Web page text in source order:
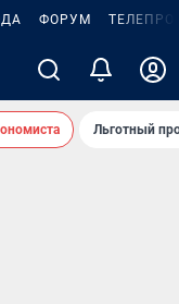
ФОРУМ
Льготный